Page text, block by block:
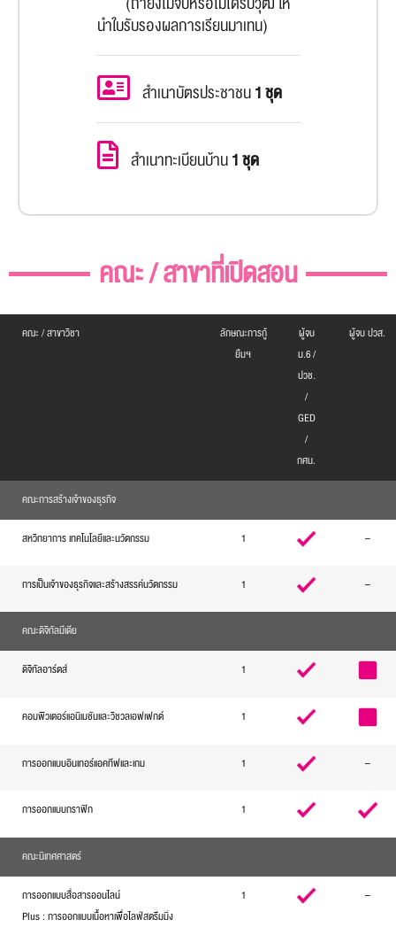
นำใบรับรองผลการเรียนมาเทน)
สำเนาบัตรประชาชน1 ชุด
สำเนาทะเบียนบ้าน1 ชุด
คณะ / สาขาที่เปิดสอน
คณะ / สาขาวิชา
ลักษณะการกู้
ยืมฯ
ผู้จบ
ม.6 /
ปวช.
/
GED
/
กศน.
ผู้จบ ปวส.
คณะการสร้างเจ้าของธุรกิจ
สหวิทยาการ เทคโนโลยีและนวัตกรรม 1 –
การเป็นเจ้าของธุรกิจและสร้างสรรค์นวัตกรรม 1 –
คณะดิจิทัลมีเดีย
ดิจิทัลอาร์ตส์ 1
คอมพิวเตอร์แอนิเมชันและวิชวลเอฟเฟกต์ 1
การออกแบบอินเทอร์แอคทีฟและเกม 1 –
การออกแบบกราฟิก 1
คณะนิเทศศาสตร์
การออกแบบสื่อสารออนไลน์
Plus : การออกแบบเนื้อหาเพื่อไลฟ์สตรีมมิ่ง
1 –